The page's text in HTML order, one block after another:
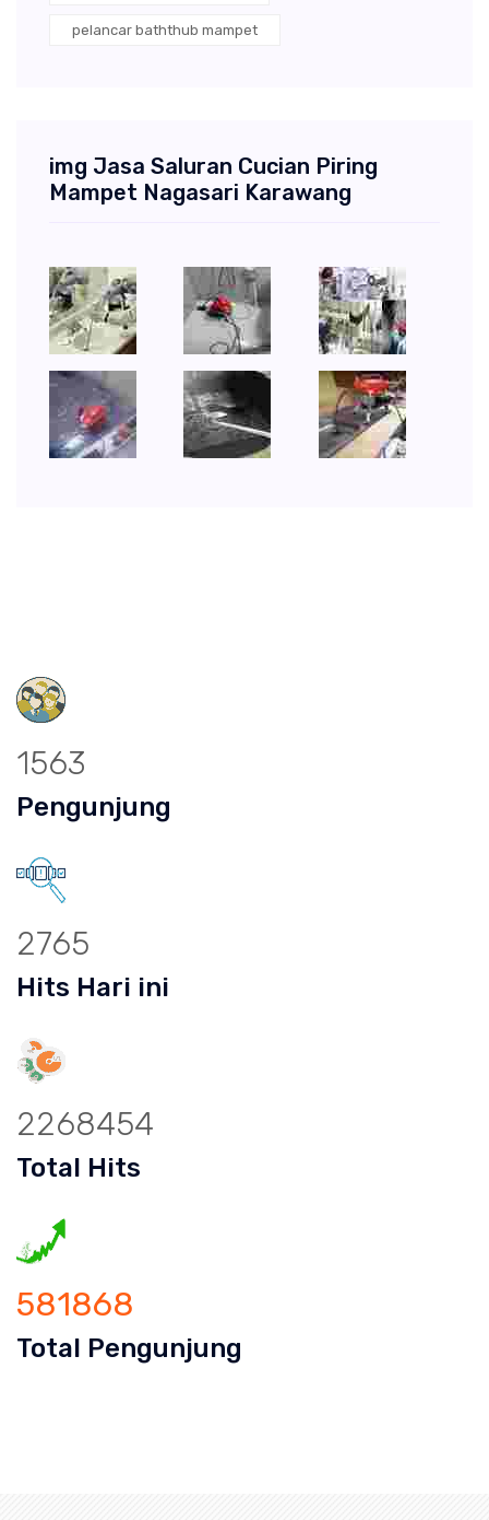
pelancar baththub mampet
img Jasa Saluran Cucian Piring
Mampet Nagasari Karawang
1563
Pengunjung
2765
Hits Hari ini
2268454
Total Hits
581868
Total Pengunjung